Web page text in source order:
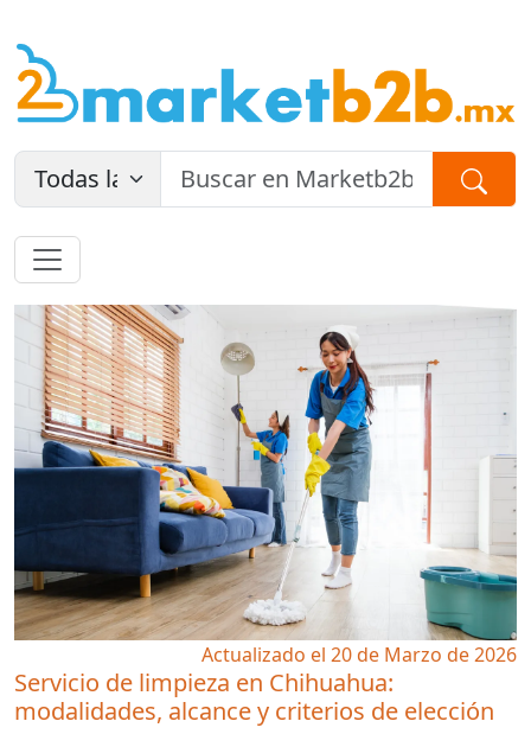
Actualizado el 20 de Marzo de 2026
Servicio de limpieza en Chihuahua:
modalidades, alcance y criterios de elección